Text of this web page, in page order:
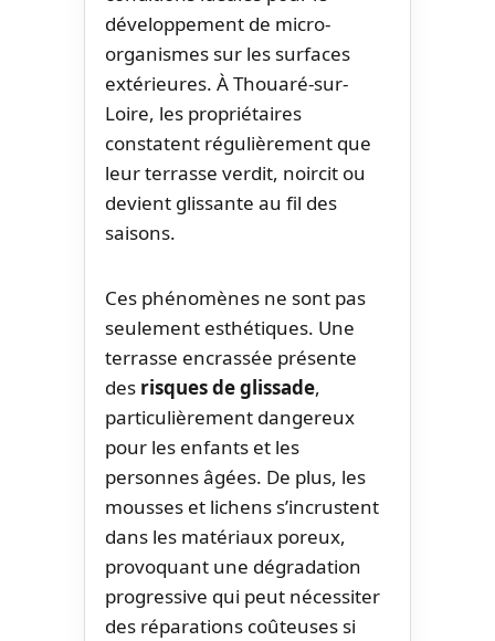
développement de micro-
organismes sur les surfaces
extérieures. À Thouaré-sur-
Loire, les propriétaires
constatent régulièrement que
leur terrasse verdit, noircit ou
devient glissante au fil des
saisons.
Ces phénomènes ne sont pas
seulement esthétiques. Une
terrasse encrassée présente
des risques de glissade,
particulièrement dangereux
pour les enfants et les
personnes âgées. De plus, les
mousses et lichens s’incrustent
dans les matériaux poreux,
provoquant une dégradation
progressive qui peut nécessiter
des réparations coûteuses si